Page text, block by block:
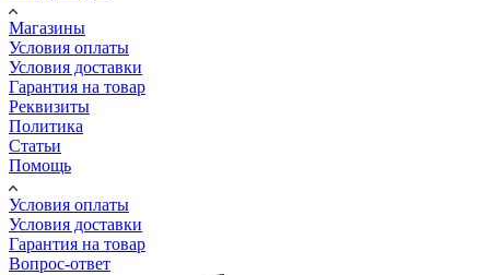
Магазины
Условия оплаты
Условия доставки
Гарантия на товар
Реквизиты
Политика
Статьи
Помощь
Условия оплаты
Условия доставки
Гарантия на товар
Вопрос-ответ